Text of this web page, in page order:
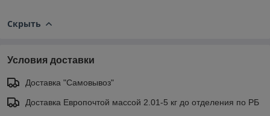
Скрыть
Условия доставки
Доставка "Самовывоз"
Доставка Европочтой массой 2.01-5 кг до отделения по РБ